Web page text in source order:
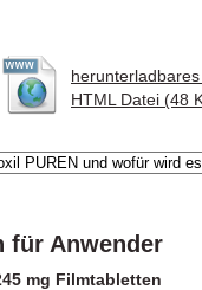
herunterladbares
HTML Datei (48
für Anwender
mg Filmtabletten